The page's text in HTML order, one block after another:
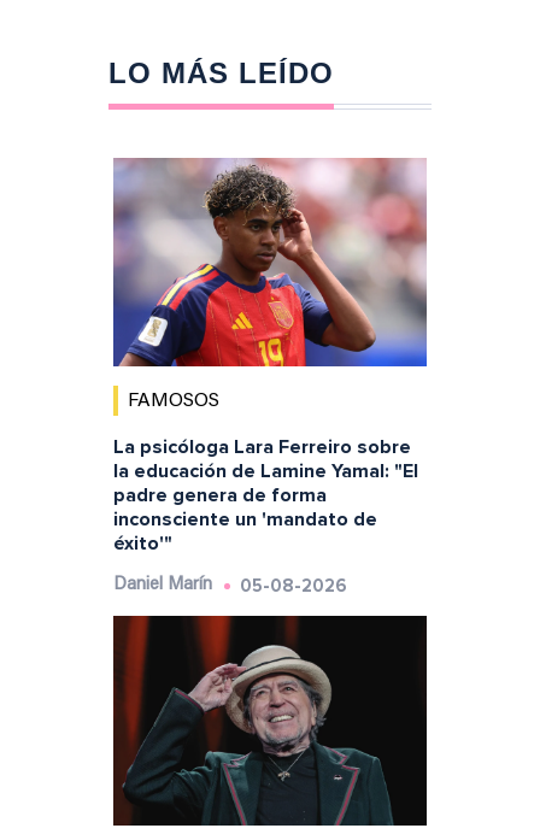
LO MÁS LEÍDO
FAMOSOS
La psicóloga Lara Ferreiro sobre
la educación de Lamine Yamal: "El
padre genera de forma
inconsciente un 'mandato de
éxito'"
Daniel Marín 05-08-2026